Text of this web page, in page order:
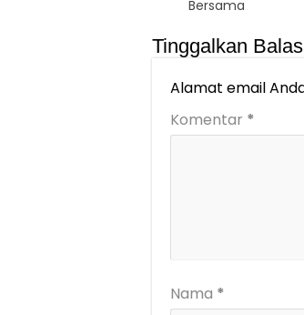
Bersama
Tinggalkan
Alamat email
Komentar *
Nama *